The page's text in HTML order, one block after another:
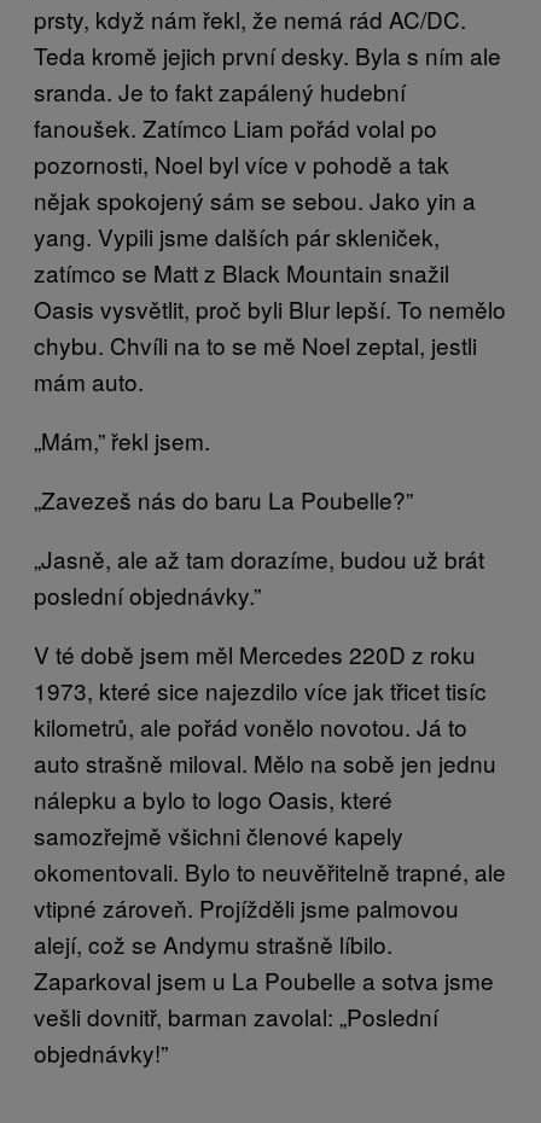
prsty, když nám řekl, že nemá rád AC/DC.
Teda kromě jejich první desky. Byla s ním ale
sranda. Je to fakt zapálený hudební
fanoušek. Zatímco Liam pořád volal po
pozornosti, Noel byl více v pohodě a tak
nějak spokojený sám se sebou. Jako yin a
yang. Vypili jsme dalších pár skleniček,
zatímco se Matt z Black Mountain snažil
Oasis vysvětlit, proč byli Blur lepší. To nemělo
chybu. Chvíli na to se mě Noel zeptal, jestli
mám auto.
„Mám,” řekl jsem.
„Zavezeš nás do baru La Poubelle?”
„Jasně, ale až tam dorazíme, budou už brát
poslední objednávky.”
V té době jsem měl Mercedes 220D z roku
1973, které sice najezdilo více jak třicet tisíc
kilometrů, ale pořád vonělo novotou. Já to
auto strašně miloval. Mělo na sobě jen jednu
nálepku a bylo to logo Oasis, které
samozřejmě všichni členové kapely
okomentovali. Bylo to neuvěřitelně trapné, ale
vtipné zároveň. Projížděli jsme palmovou
alejí, což se Andymu strašně líbilo.
Zaparkoval jsem u La Poubelle a sotva jsme
vešli dovnitř, barman zavolal: „Poslední
objednávky!”